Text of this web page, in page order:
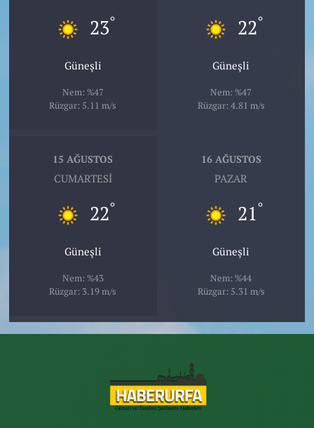
23°
Güneşli
Nem: %47
Rüzgar: 5.11 m/s
22°
Güneşli
Nem: %47
Rüzgar: 4.81 m/s
15 AĞUSTOS
CUMARTESI
22°
Güneşli
Nem: %43
Rüzgar: 3.19 m/s
16 AĞUSTOS
PAZAR
21°
Güneşli
Nem: %44
Rüzgar: 5.31 m/s